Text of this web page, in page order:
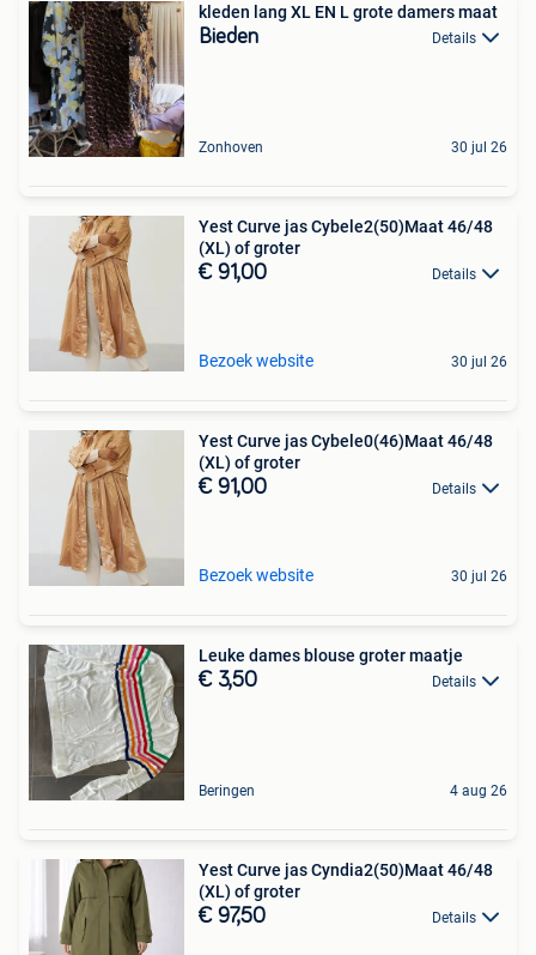
kleden lang XL EN L grote damers maat
Bieden Details
Zonhoven 30 jul 26
Yest Curve jas Cybele2(50)Maat 46/48
(XL) of groter
€ 91,00 Details
Bezoek website 30 jul 26
Yest Curve jas Cybele0(46)Maat 46/48
(XL) of groter
€ 91,00 Details
Bezoek website 30 jul 26
Leuke dames blouse groter maatje
€ 3,50 Details
Beringen 4 aug 26
Yest Curve jas Cyndia2(50)Maat 46/48
(XL) of groter
€ 97,50 Details